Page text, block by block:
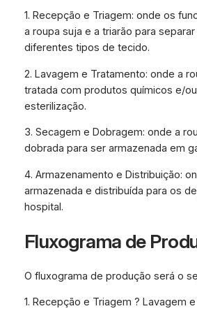
1. Recepção e Triagem: onde os
a roupa suja e a triarão para
diferentes tipos de tecido.
2. Lavagem e Tratamento: onde a
tratada com produtos químicos e/
esterilização.
3. Secagem e Dobragem: onde a
dobrada para ser armazenada em
4. Armazenamento e Distribuição:
armazenada e distribuída para os
hospital.
Fluxograma de
O fluxograma de produção será o
1. Recepção e Triagem ? Lavagem